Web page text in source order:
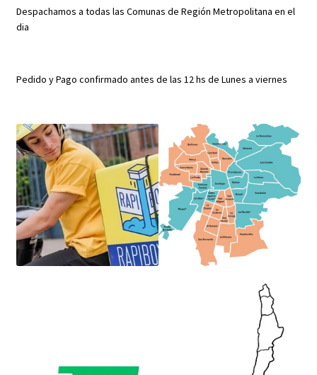
Despachamos a todas las Comunas de Región Metropolitana en el
dia
Pedido y Pago confirmado antes de las 12 hs de Lunes a viernes